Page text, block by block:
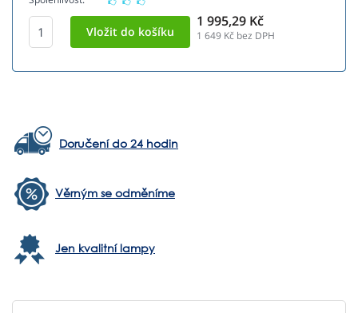
1 995,29 Kč
1 649 Kč bez DPH
Doručení do 24 hodin
Věrným se odměníme
Jen kvalitní lampy